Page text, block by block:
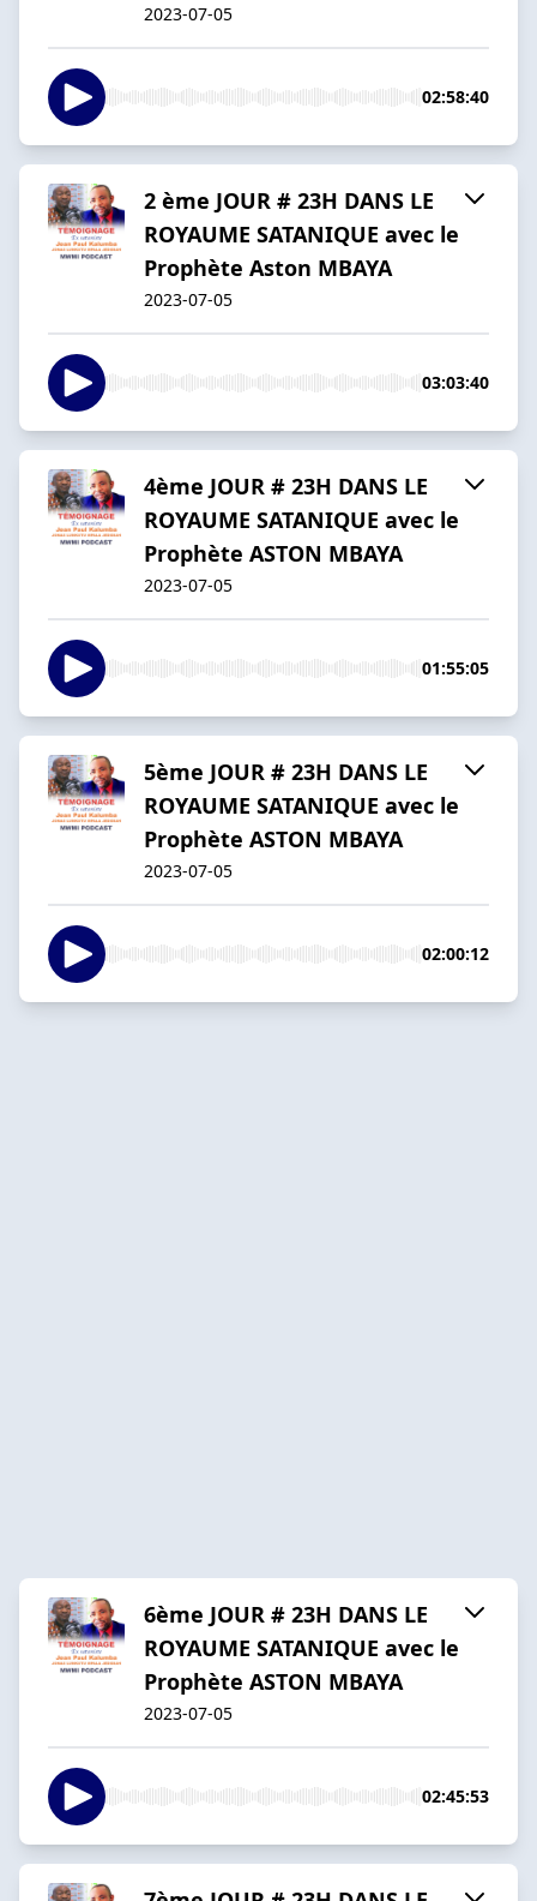
2023-07-05
02:58:40
2 ème JOUR # 23H DANS LE
ROYAUME SATANIQUE avec le
Prophète Aston MBAYA
2023-07-05
03:03:40
4ème JOUR # 23H DANS LE
ROYAUME SATANIQUE avec le
Prophète ASTON MBAYA
2023-07-05
01:55:05
5ème JOUR # 23H DANS LE
ROYAUME SATANIQUE avec le
Prophète ASTON MBAYA
2023-07-05
02:00:12
6ème JOUR # 23H DANS LE
ROYAUME SATANIQUE avec le
Prophète ASTON MBAYA
2023-07-05
02:45:53